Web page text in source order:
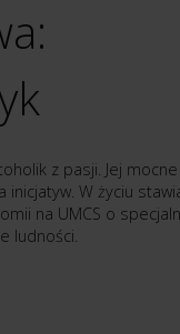
z pasji. Jej
W życiu
na UMCS o
ludności.